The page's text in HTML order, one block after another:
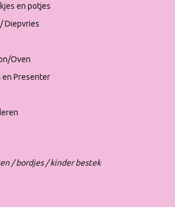
en potjes
Diepvries
Oven
en Presenter
/ bordjes / kinder bestek